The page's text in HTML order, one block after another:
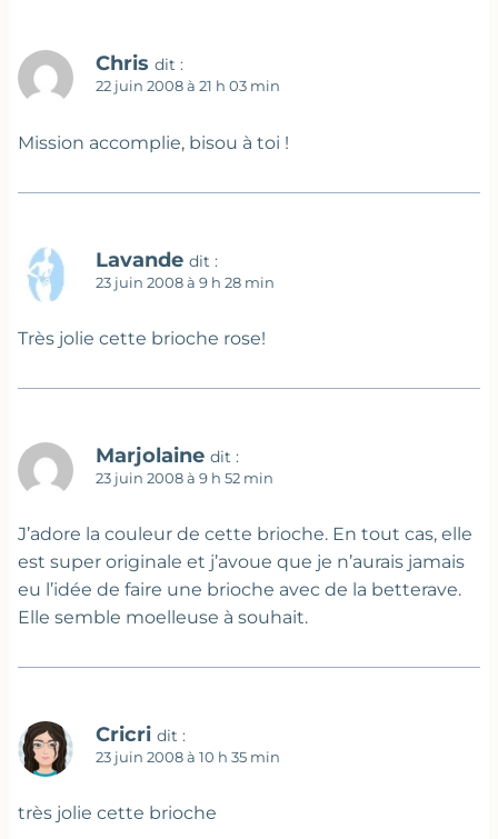
Chris dit :
22 juin 2008 à 21 h 03 min
Mission accomplie, bisou à toi !
Lavande dit :
23 juin 2008 à 9 h 28 min
Très jolie cette brioche rose!
Marjolaine dit :
23 juin 2008 à 9 h 52 min
J’adore la couleur de cette brioche. En tout cas, elle
est super originale et j’avoue que je n’aurais jamais
eu l’idée de faire une brioche avec de la betterave.
Elle semble moelleuse à souhait.
Cricri dit :
23 juin 2008 à 10 h 35 min
très jolie cette brioche